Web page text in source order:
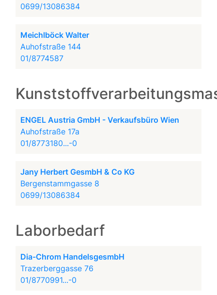
0699/13086384
Meichlböck Walter
Auhofstraße 144
01/8774587
ENGEL Austria GmbH - Verkaufsbüro Wien
Auhofstraße 17a
01/8773180...-0
Jany Herbert GesmbH & Co KG
Bergenstammgasse 8
0699/13086384
Laborbedarf
Dia-Chrom HandelsgesmbH
Trazerberggasse 76
01/8770991...-0